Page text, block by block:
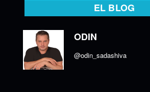
EL BLOG
ODIN
@odin_sadashiva